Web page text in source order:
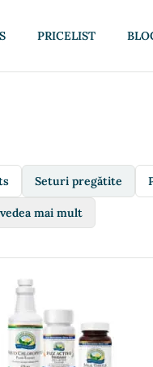
PRICELIST
Seturi pregătite
mai mult